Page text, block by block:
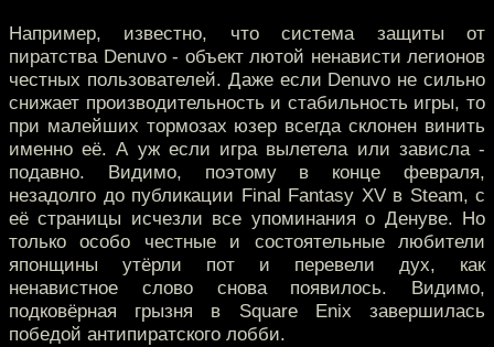
Например, известно, что система защиты от
пиратства Denuvo - объект лютой ненависти легионов
честных пользователей. Даже если Denuvo не сильно
снижает производительность и стабильность игры, то
при малейших тормозах юзер всегда склонен винить
именно её. А уж если игра вылетела или зависла -
подавно. Видимо, поэтому в конце февраля,
незадолго до публикации Final Fantasy XV в Steam, с
её страницы исчезли все упоминания о Денуве. Но
только особо честные и состоятельные любители
японщины утёрли пот и перевели дух, как
ненавистное слово снова появилось. Видимо,
подковёрная грызня в Square Enix завершилась
победой антипиратского лобби.